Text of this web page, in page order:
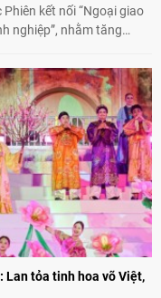
kết nối “Ngoại giao
nghiệp”, nhằm tăng
tác và huy động nguồn
Lan tỏa tinh hoa võ Việt,